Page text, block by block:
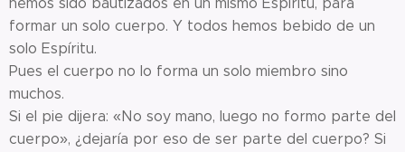
hemos sido bautizados en un mismo Espíritu, para
formar un solo cuerpo. Y todos hemos bebido de un
solo Espíritu.
Pues el cuerpo no lo forma un solo miembro sino
muchos.
Si el pie dijera: «No soy mano, luego no formo parte del
cuerpo», ¿dejaría por eso de ser parte del cuerpo? Si